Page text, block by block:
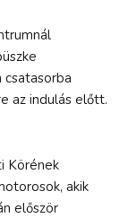
az indulás előtt.
Körének
akik
először